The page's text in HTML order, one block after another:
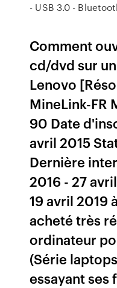
- USB 3.0 -
Comment
cd/dvd sur
Lenovo
MineLink-FR
90 Date
avril 2015
Dernière
2016 - 27
19 avril 2019
acheté très
ordinateur
(Série
essayant